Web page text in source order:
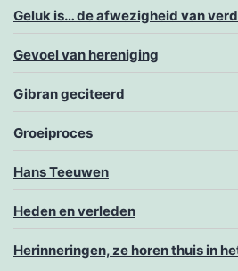
Geluk is… de afwezigheid van
Gevoel van hereniging
Gibran geciteerd
Groeiproces
Hans Teeuwen
Heden en verleden
Herinneringen, ze horen thuis in